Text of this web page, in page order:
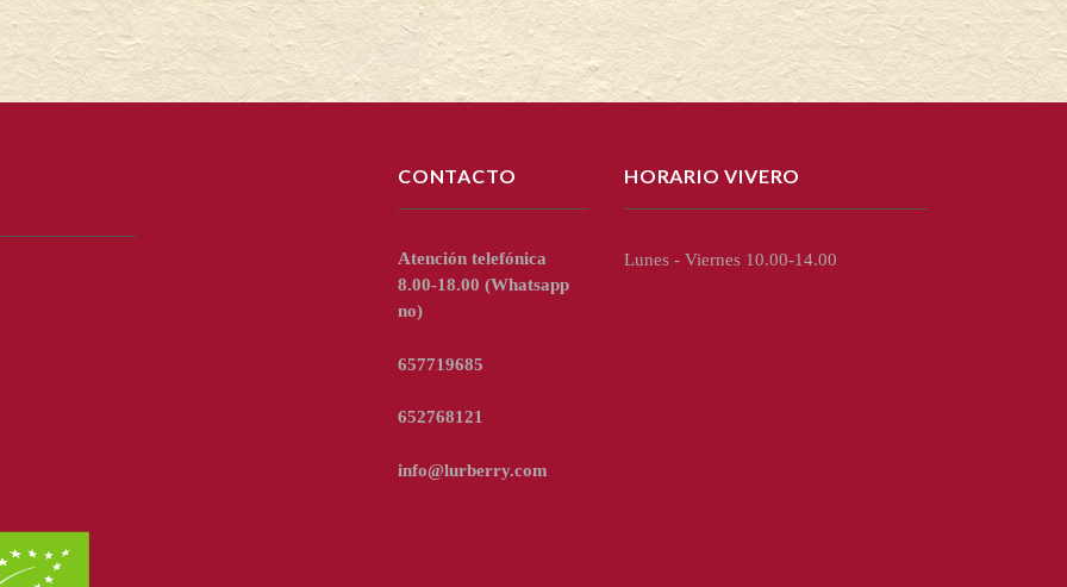
CONTACTO
Atención telefónica
8.00-18.00 (Whatsapp
no)
657719685
652768121
info@lurberry.com
HORARIO VIVERO
Lunes - Viernes 10.00-14.00